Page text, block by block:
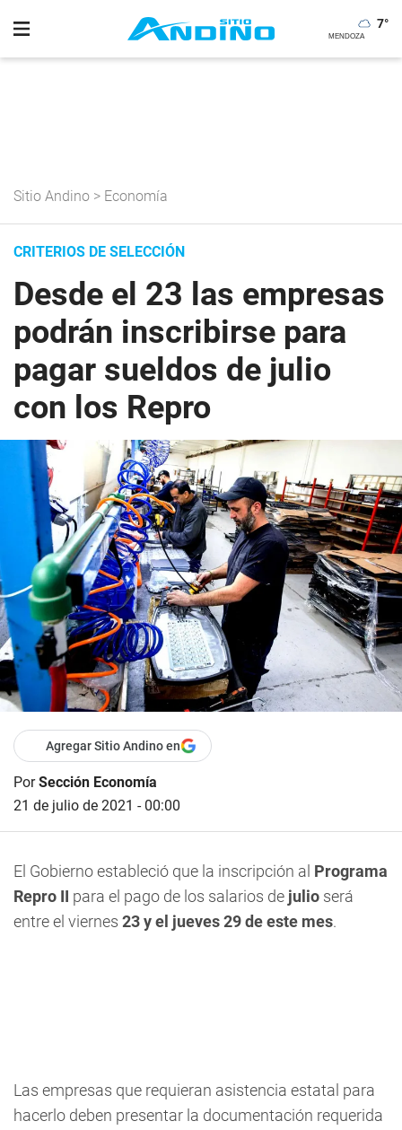
7°
Sitio Andino > Economía
CRITERIOS DE SELECCIÓN
Desde el 23 las empresas
podrán inscribirse para
pagar sueldos de julio
con los Repro
Agregar Sitio Andino en
PorSección Economía
21 de julio de 2021 - 00:00
El Gobierno estableció que la inscripción al Programa
Repro II para el pago de los salarios de julio será
entre el viernes 23 y el jueves 29 de este mes.
Las empresas que requieran asistencia estatal para
hacerlo deben presentar la documentación requerida